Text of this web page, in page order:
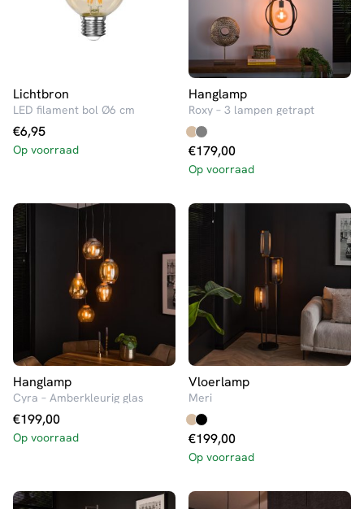
Lichtbron
LED filament bol Ø6 cm
€6,95
Op voorraad
Hanglamp
Roxy – 3 lampen getrapt
€179,00
Op voorraad
Hanglamp
Cyra – Amberkleurig glas
€199,00
Op voorraad
Vloerlamp
Meri
€199,00
Op voorraad